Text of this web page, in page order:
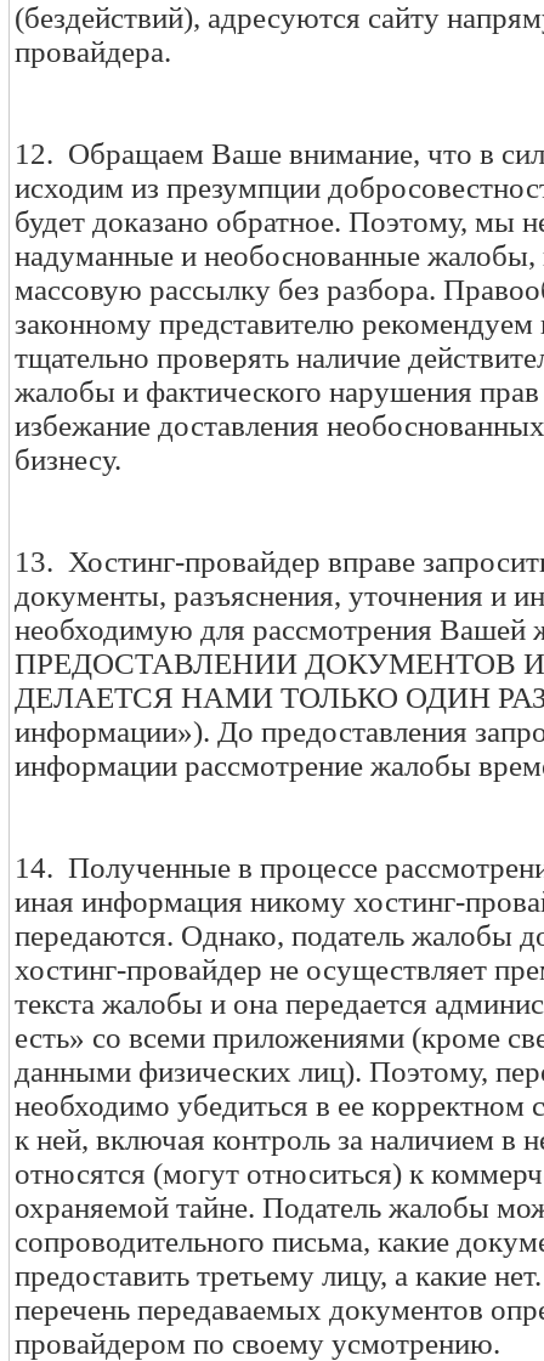
(бездействий), адресуются сайту
провайдера.
12. Обращаем Ваше внимание, что в
исходим из презумпции
будет доказано обратное. Поэтому, мы
надуманные и необоснованные жалобы,
массовую рассылку без разбора.
законному представителю рекомендуем
тщательно проверять наличие
жалобы и фактического нарушения
избежание доставления
бизнесу.
13. Хостинг-провайдер вправе
документы, разъяснения, уточнения и
необходимую для рассмотрения
ПРЕДОСТАВЛЕНИИ ДОКУМЕНТОВ
ДЕЛАЕТСЯ НАМИ ТОЛЬКО ОДИН РАЗ
информации»). До предоставления
информации рассмотрение жалобы
14. Полученные в процессе
иная информация никому хостинг-
передаются. Однако, податель жалобы
хостинг-провайдер не осуществляет
текста жалобы и она передается
есть» со всеми приложениями (кроме
данными физических лиц). Поэтому,
необходимо убедиться в ее
к ней, включая контроль за наличием в
относятся (могут относиться) к
охраняемой тайне. Податель жалобы
сопроводительного письма, какие
предоставить третьему лицу, а какие
перечень передаваемых документов
провайдером по своему усмотрению.